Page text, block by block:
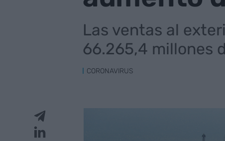
Las ventas al
66.265,4 millones
CORONAVIRUS